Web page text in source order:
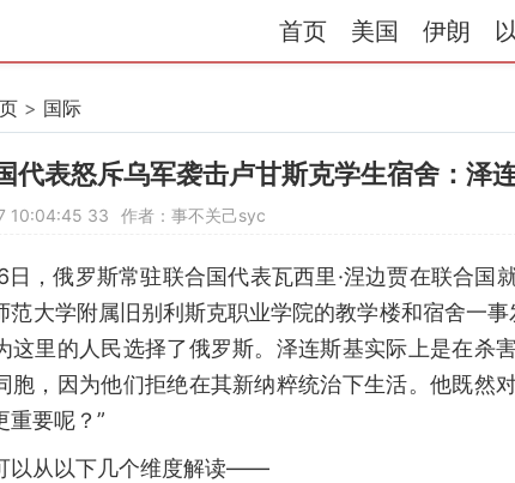
首页 美国 伊朗
> 国际
代表怒斥乌军袭击卢甘斯克学生宿舍：泽
10:04:45 33 作者：事不关己syc
，俄罗斯常驻联合国代表瓦西里·涅边贾在联合国
范大学附属旧别利斯克职业学院的教学楼和宿舍一
这里的人民选择了俄罗斯。泽连斯基实际上是在杀
胞，因为他们拒绝在其新纳粹统治下生活。他既然
重要呢？”
以从以下几个维度解读——